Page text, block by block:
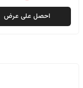
احصل على عرض